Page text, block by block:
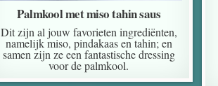
Palmkool met miso tahin saus
Dit zijn al jouw favorieten ingrediënten,
namelijk miso, pindakaas en tahin; en
samen zijn ze een fantastische dressing
voor de palmkool.